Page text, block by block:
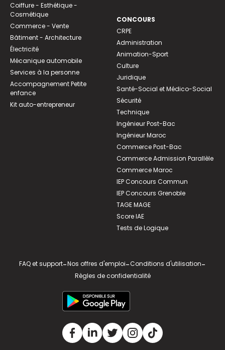
Coiffure - Esthétique -
Cosmétique
Commerce - Vente
Bâtiment - Architecture
Électricité
Mécanique automobile
Services à la personne
Accompagnement Petite
enfance
Kit auto-entrepreneur
CONCOURS
CRPE
Administration
Animation-Sport
Culture
Juridique
Santé-Social et Médico-Social
Sécurité
Technique
Ingénieur Post-Bac
Ingénieur Maroc
Commerce Post-Bac
Commerce Admission Parallèle
Commerce Maroc
IEP Concours Commun
IEP Concours Grenoble
TAGE MAGE
Score IAE
Tests de Logique
FAQ et support-Nos offres d'emploi-Conditions d'utilisation-
Règles de confidentialité